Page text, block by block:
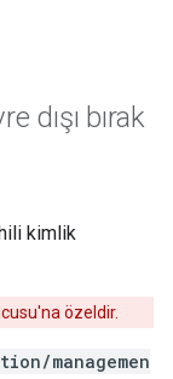
dışı bırak
kimlik
özeldir.
managemen